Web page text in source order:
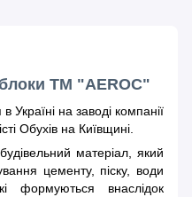
блоки ТМ "AEROC"
Україні на заводі компанії
Обухів на Київщині.
матеріал, який
цементу, піску, води
формуються внаслідок